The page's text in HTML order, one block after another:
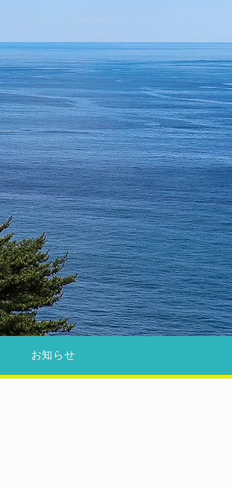
お知らせ